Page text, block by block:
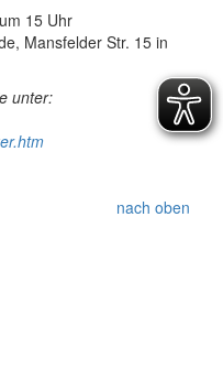
15 Uhr
Mansfelder Str. 15 in
unter:
nach oben